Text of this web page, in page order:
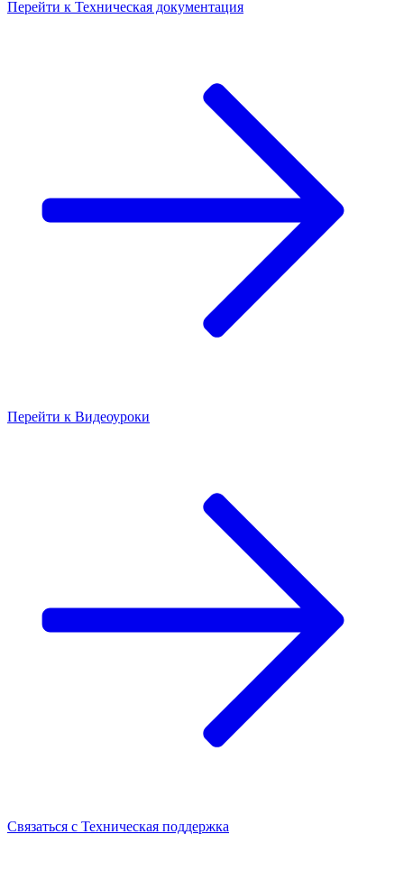
Перейти к Техническая документация
Перейти к Видеоуроки
Связаться с Техническая поддержка